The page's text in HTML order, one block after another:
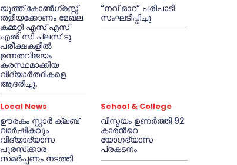
യൂത്ത് കോൺഗ്രസ്സ്
തളിയക്കോണം മേഖല
കമ്മറ്റി എസ് എസ്
എൽ സി പ്ലസ് ടു
പരീക്ഷകളിൽ
ഉന്നതവിജയം
കരസ്ഥമാക്കിയ
വിദ്യാർത്ഥികളെ
ആദരിച്ചു.
“നവ് ഓറ” പരിപാടി
സംഘടിപ്പിച്ചു
Local News
ഊരകം സ്റ്റാർ ക്ലബ്
വാർഷികവും
വിദ്യാഭ്യാസ
പുരസ്‌ക്കാര
സമർപ്പണം നടത്തി
School & College
വിസ്മയം ഉണർത്തി 92
കാരൻറെ
യോഗഭ്യാസ
പ്രകടനം